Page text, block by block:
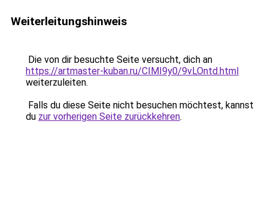
Weiterleitungshinweis
Die von dir besuchte Seite versucht, dich an
https://artmaster-kuban.ru/CIMI9y0/9vLOntd.html
weiterzuleiten.
Falls du diese Seite nicht besuchen möchtest, kannst
du zur vorherigen Seite zurückkehren.